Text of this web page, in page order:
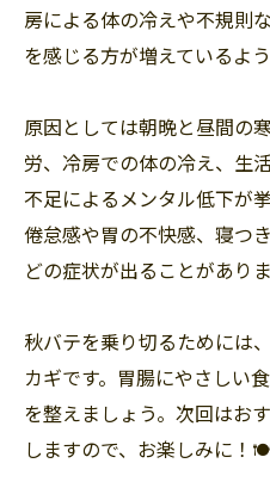
房による体の冷えや不規則
を感じる方が増えているよ
原因としては朝晩と昼間の
労、冷房での体の冷え、生
不足によるメンタル低下が
倦怠感や胃の不快感、寝つ
どの症状が出ることがあり
秋バテを乗り切るためには
カギです。胃腸にやさしい
を整えましょう。次回はお
しますので、お楽しみに！